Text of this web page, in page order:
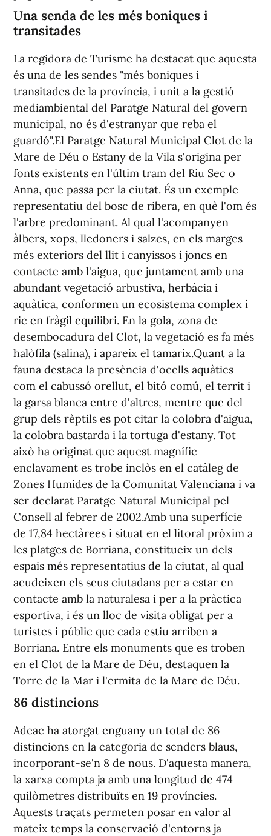
Una senda de les més boniques i
transitades
La regidora de Turisme ha destacat que aquesta
és una de les sendes "més boniques i
transitades de la província, i unit a la gestió
mediambiental del Paratge Natural del govern
municipal, no és d'estranyar que reba el
guardó".El Paratge Natural Municipal Clot de la
Mare de Déu o Estany de la Vila s'origina per
fonts existents en l'últim tram del Riu Sec o
Anna, que passa per la ciutat. És un exemple
representatiu del bosc de ribera, en què l'om és
l'arbre predominant. Al qual l'acompanyen
àlbers, xops, lledoners i salzes, en els marges
més exteriors del llit i canyissos i joncs en
contacte amb l'aigua, que juntament amb una
abundant vegetació arbustiva, herbàcia i
aquàtica, conformen un ecosistema complex i
ric en fràgil equilibri. En la gola, zona de
desembocadura del Clot, la vegetació es fa més
halòfila (salina), i apareix el tamarix.Quant a la
fauna destaca la presència d'ocells aquàtics
com el cabussó orellut, el bitó comú, el territ i
la garsa blanca entre d'altres, mentre que del
grup dels rèptils es pot citar la colobra d'aigua,
la colobra bastarda i la tortuga d'estany. Tot
això ha originat que aquest magnífic
enclavament es trobe inclòs en el catàleg de
Zones Humides de la Comunitat Valenciana i va
ser declarat Paratge Natural Municipal pel
Consell al febrer de 2002.Amb una superfície
de 17,84 hectàrees i situat en el litoral pròxim a
les platges de Borriana, constitueix un dels
espais més representatius de la ciutat, al qual
acudeixen els seus ciutadans per a estar en
contacte amb la naturalesa i per a la pràctica
esportiva, i és un lloc de visita obligat per a
turistes i públic que cada estiu arriben a
Borriana. Entre els monuments que es troben
en el Clot de la Mare de Déu, destaquen la
Torre de la Mar i l'ermita de la Mare de Déu.
86 distincions
Adeac ha atorgat enguany un total de 86
distincions en la categoria de senders blaus,
incorporant-se'n 8 de nous. D'aquesta manera,
la xarxa compta ja amb una longitud de 474
quilòmetres distribuïts en 19 províncies.
Aquests traçats permeten posar en valor al
mateix temps la conservació d'entorns ja